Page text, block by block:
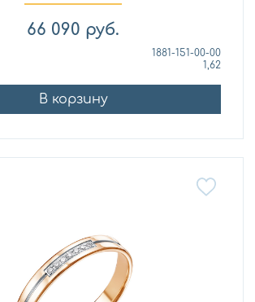
66 090 руб.
1881-151-00-00
1,62
В корзину